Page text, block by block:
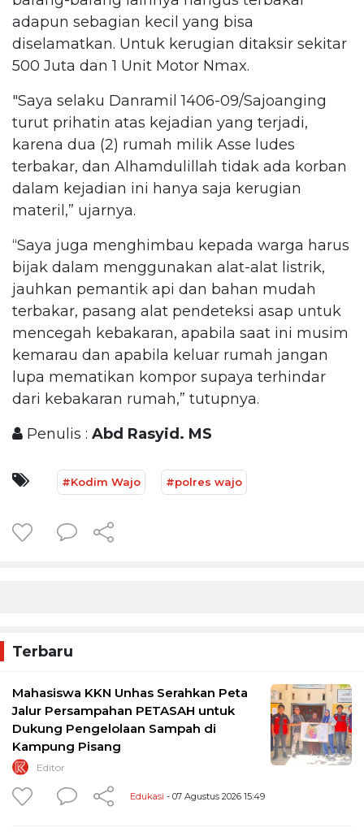
adapun sebagian kecil yang bisa
diselamatkan. Untuk kerugian ditaksir sekitar
500 Juta dan 1 Unit Motor Nmax.
"Saya selaku Danramil 1406-09/Sajoanging
turut prihatin atas kejadian yang terjadi,
karena dua (2) rumah milik Asse ludes
terbakar, dan Alhamdulillah tidak ada korban
dalam kejadian ini hanya saja kerugian
materil,” ujarnya.
“Saya juga menghimbau kepada warga harus
bijak dalam menggunakan alat-alat listrik,
jauhkan pemantik api dan bahan mudah
terbakar, pasang alat pendeteksi asap untuk
mencegah kebakaran, apabila saat ini musim
kemarau dan apabila keluar rumah jangan
lupa mematikan kompor supaya terhindar
dari kebakaran rumah,” tutupnya.
Penulis : Abd Rasyid. MS
#Kodim Wajo #polres wajo
Terbaru
Mahasiswa KKN Unhas Serahkan Peta
Jalur Persampahan PETASAH untuk
Dukung Pengelolaan Sampah di
Kampung Pisang
Editor
Edukasi - 07 Agustus 2026 15:49